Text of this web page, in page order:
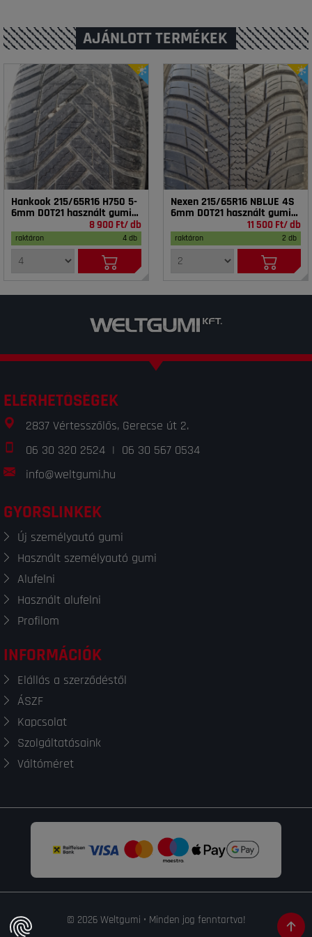
AJÁNLOTT TERMÉKEK
Hankook 215/65R16 H750 5-
6mm DOT21 használt gumi
8 900 Ft/ db
raktáron 4 db
Nexen 215/65R16 NBLUE 4S
6mm DOT21 használt gumi
11 500 Ft/ db
raktáron 2 db
ELÉRHETŐSÉGEK
2837 Vértesszőlős, Gerecse út 2.
06 30 320 2524 | 06 30 567 0534
info@weltgumi.hu
GYORSLINKEK
Új személyautó gumi
Használt személyautó gumi
Alufelni
Használt alufelni
Profilom
INFORMÁCIÓK
Elállás a szerződéstől
ÁSZF
Kapcsolat
Szolgáltatásaink
Váltóméret
© 2026 Weltgumi • Minden jog fenntartva!